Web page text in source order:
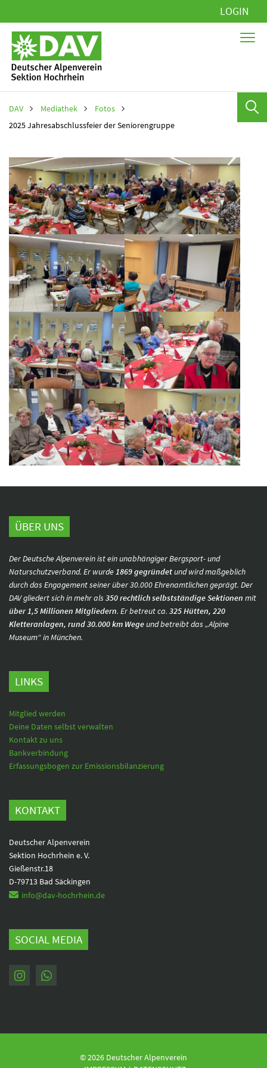
LOGIN
DAV Mediathek
Fotos
2025 Jahresabschlussfeier der Seniorengruppe
ÜBER UNS
Der Deutsche Alpenverein ist ein unabhängiger Bergsport- und
Naturschutzverband. Er wurde1869 gegründetund wird maßgeblich
durch das Engagement seiner über 30.000 Ehrenamtlichen geprägt. Der
DAV gliedert sich in mehr als 350 rechtlich selbstständige Sektionen mit
über 1,5 Millionen Mitgliedern. Er betreut ca. 325 Hütten, 220
Kletteranlagen, rund 30.000 km Wegeund betreibt das „Alpine
Museum“ in München.
LINKS
Mitglied werden
Deine Daten selbst verwalten
Kontakt zu uns
Bankverbindung
Erfassungsbogen zur Emissionsbilanzierung
KONTAKT
Deutscher Alpenverein
Sektion Hochrhein e. V.
Gießenstr.18
D-79713 Bad Säckingen
info@dav-hochrhein.de
SOCIAL MEDIA
© 2026 Deutscher Alpenverein